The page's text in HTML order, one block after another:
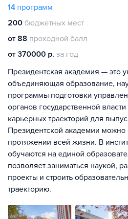
14 программ
200 бюджетных мест
от 88 проходной балл
от 370000 р. за год
Президентская академия — это
объединяющая образование,
программы подготовки
органов государственной
карьерных траекторий для
Президентской академии можно
протяжении всей жизни. В
обучаются на единой
позволяет заниматься наукой,
проекты и строить
траекторию.